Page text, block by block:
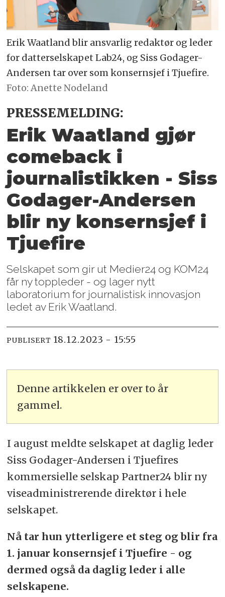
Erik Waatland blir ansvarlig redaktør og leder
for datterselskapet Lab24, og Siss Godager-
Andersen tar over som konsernsjef i Tjuefire.
Foto: Anette Nodeland
PRESSEMELDING:
Erik Waatland gjør
comeback i
journalistikken - Siss
Godager-Andersen
blir ny konsernsjef i
Tjuefire
Selskapet som gir ut Medier24 og KOM24
får ny toppleder - og lager nytt
laboratorium for journalistisk innovasjon
ledet av Erik Waatland.
PUBLISERT 18.12.2023 - 15:55
Denne artikkelen er over to år
gammel.
I august meldte selskapet at daglig leder
Siss Godager-Andersen i Tjuefires
kommersielle selskap Partner24 blir ny
viseadministrerende direktør i hele
selskapet.
Nå tar hun ytterligere et steg og blir fra
1. januar konsernsjef i Tjuefire - og
dermed også da daglig leder i alle
selskapene.